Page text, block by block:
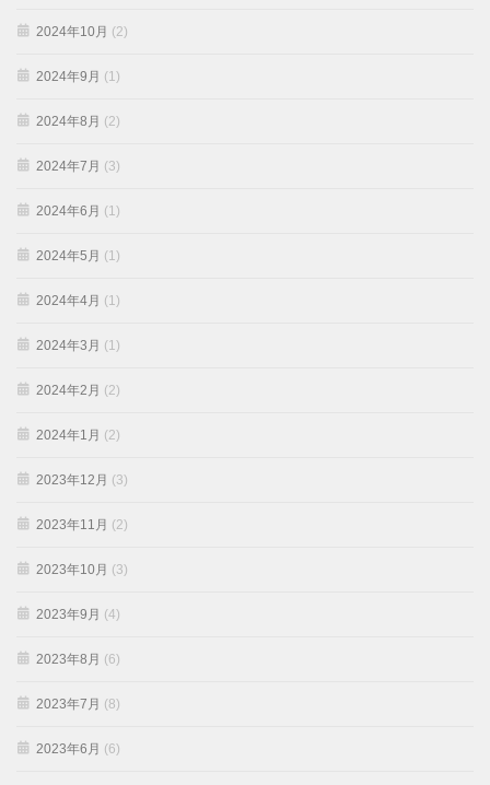
2024年10月 (2)
2024年9月 (1)
2024年8月 (2)
2024年7月 (3)
2024年6月 (1)
2024年5月 (1)
2024年4月 (1)
2024年3月 (1)
2024年2月 (2)
2024年1月 (2)
2023年12月 (3)
2023年11月 (2)
2023年10月 (3)
2023年9月 (4)
2023年8月 (6)
2023年7月 (8)
2023年6月 (6)